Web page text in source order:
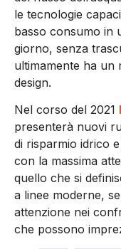
le tecnologie
basso consumo in
giorno, senza
ultimamente ha
design.
Nel corso del 2021
presenterà nuovi
di risparmio idrico
con la massima
quello che si
a linee moderne,
attenzione nei
che possono